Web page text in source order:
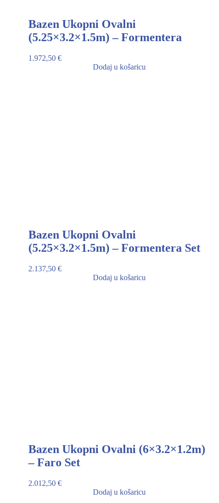
Bazen Ukopni Ovalni
(5.25×3.2×1.5m) – Formentera
1.972,50 €
Dodaj u košaricu
Bazen Ukopni Ovalni
(5.25×3.2×1.5m) – Formentera Set
2.137,50 €
Dodaj u košaricu
Bazen Ukopni Ovalni (6×3.2×1.2m)
– Faro Set
2.012,50 €
Dodaj u košaricu